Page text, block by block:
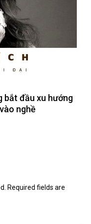
bắt đầu xu hướng
nghề
Required fields are